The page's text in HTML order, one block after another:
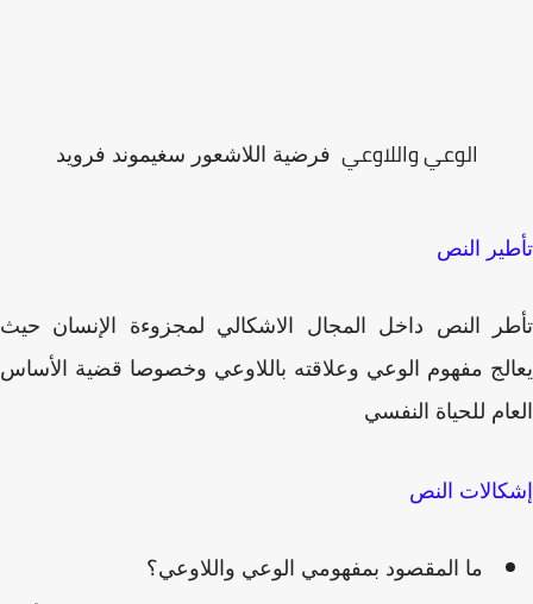
الوعي واللاوعيفرضية اللاشعور سغيموند فرويد
النص
النص داخل المجال الاشكالي لمجزوءة الإنسان حيث
مفهوم الوعي وعلاقته باللاوعي وخصوصا قضية الأساس
للحياة النفسي
النص
ما المقصود بمفهومي الوعي واللاوعي؟